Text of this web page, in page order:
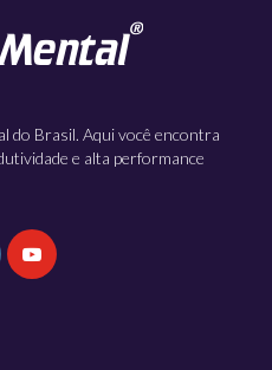
do Brasil. Aqui você encontra
e alta performance